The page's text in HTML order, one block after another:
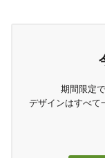
期間限定
デザインはすべて